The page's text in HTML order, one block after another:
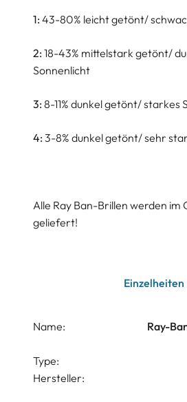
1: 43-80% leicht getönt/
2: 18-43% mittelstark getönt/
Sonnenlicht
3: 8-11% dunkel getönt/ starkes
4: 3-8% dunkel getönt/ sehr
Alle Ray Ban-Brillen werden im
geliefert!
Einzelheiten
Name:
Ray-
Type:
Hersteller: